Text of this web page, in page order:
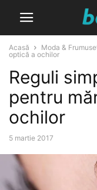
Acasă Moda &
optică a ochilor
Reguli
pentru
ochilor
5 martie 2017